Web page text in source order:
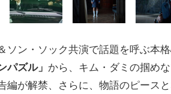
ソン・ソック共演で話題を呼ぶ本
パズル」 から、キム・ダミの掴め
編が解禁、さらに、物語のピース